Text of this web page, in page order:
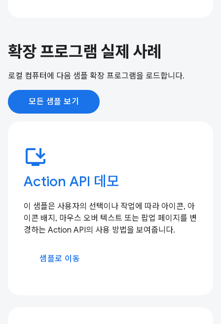
확장 프로그램 실제 사례
로컬 컴퓨터에 다음 샘플 확장 프로그램을 로드합니다.
모든 샘플 보기
install_desktop
Action API 데모
이 샘플은 사용자의 선택이나 작업에 따라 아이콘, 아
이콘 배지, 마우스 오버 텍스트 또는 팝업 페이지를 변
경하는 Action API의 사용 방법을 보여줍니다.
샘플로 이동